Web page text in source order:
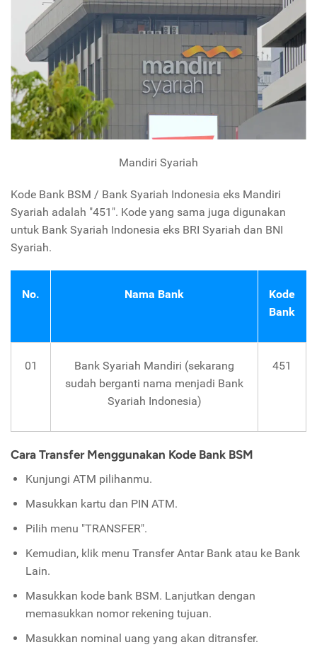
Mandiri Syariah
Kode Bank BSM / Bank Syariah Indonesia eks Mandiri
Syariah adalah "451". Kode yang sama juga digunakan
untuk Bank Syariah Indonesia eks BRI Syariah dan BNI
Syariah.
No. Nama Bank
Kode
Bank
01
Bank Syariah Mandiri (sekarang
sudah berganti nama menjadi Bank
Syariah Indonesia)
451
Cara Transfer Menggunakan Kode Bank BSM
Kunjungi ATM pilihanmu.
Masukkan kartu dan PIN ATM.
Pilih menu "TRANSFER".
Kemudian, klik menu Transfer Antar Bank atau ke Bank
Lain.
Masukkan kode bank BSM. Lanjutkan dengan
memasukkan nomor rekening tujuan.
Masukkan nominal uang yang akan ditransfer.